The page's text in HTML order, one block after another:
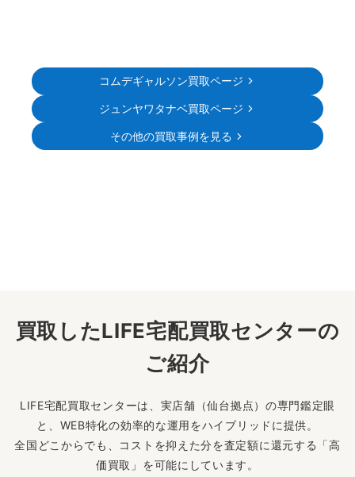
コムデギャルソン買取ページ
ジュンヤワタナベ買取ページ
その他の買取事例を見る
買取したLIFE宅配買取センターの
ご紹介
LIFE宅配買取センターは、実店舗（仙台拠点）の専門鑑定眼
と、WEB特化の効率的な運用をハイブリッドに提供。
全国どこからでも、コストを抑えた分を査定額に還元する「高
価買取」を可能にしています。